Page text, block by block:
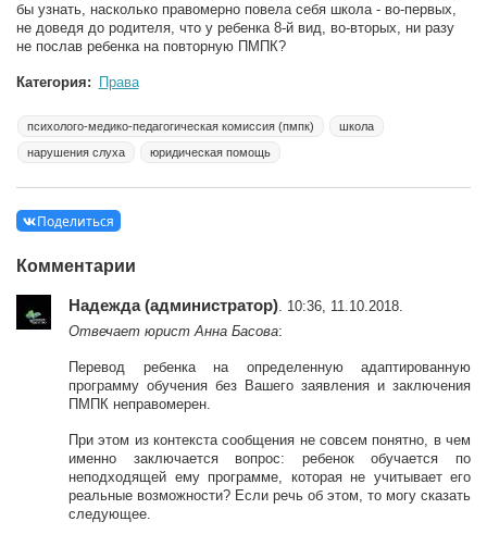
бы узнать, насколько правомерно повела себя школа - во-первых,
не доведя до родителя, что у ребенка 8-й вид, во-вторых, ни разу
не послав ребенка на повторную ПМПК?
Категория: Права
психолого-медико-педагогическая комиссия (пмпк)
школа
нарушения слуха
юридическая помощь
Поделиться
Комментарии
Надежда (администратор) . 10:36, 11.10.2018.
Отвечает юрист Анна Басова:
Перевод ребенка на определенную адаптированную
программу обучения без Вашего заявления и заключения
ПМПК неправомерен.
При этом из контекста сообщения не совсем понятно, в чем
именно заключается вопрос: ребенок обучается по
неподходящей ему программе, которая не учитывает его
реальные возможности? Если речь об этом, то могу сказать
следующее.